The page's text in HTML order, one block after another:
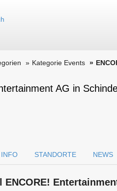
Kategorie Events
AG in
INFO STANDORTE NEWS